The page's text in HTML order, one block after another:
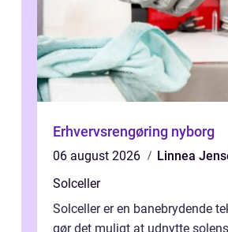
Erhvervsrengøring nyborg
06 august 2026
Linnea
Solceller
Solceller er en banebrydende
gør det muligt at udnytte